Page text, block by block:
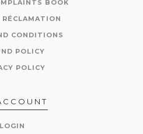
BOOK
RÉCLAMATION
CONDITIONS
POLICY
POLICY
LOGIN